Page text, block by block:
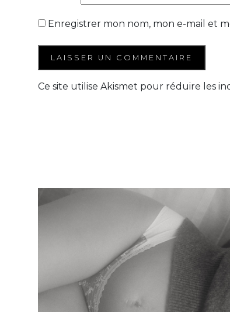
Enregistrer mon nom, mon e-mail et
Ce site utilise Akismet pour réduire les